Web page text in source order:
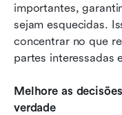
importantes,
sejam esquecidas.
concentrar no que
partes interessadas
Melhore as
verdade